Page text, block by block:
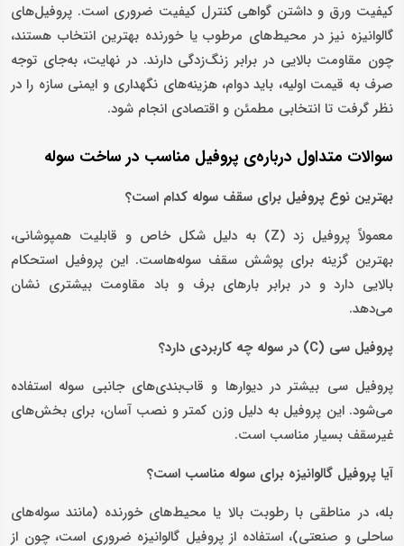
کیفیت ورق و داشتن گواهی کنترل کیفیت ضروری است. پروفیل‌های
گالوانیزه نیز در محیط‌های مرطوب یا خورنده بهترین انتخاب هستند،
چون مقاومت بالایی در برابر زنگ‌زدگی دارند. در نهایت، به‌جای توجه
صرف به قیمت اولیه، باید دوام، هزینه‌های نگهداری و ایمنی سازه را در
نظر گرفت تا انتخابی مطمئن و اقتصادی انجام شود.
سوالات متداول درباره‌ی پروفیل مناسب در ساخت سوله
بهترین نوع پروفیل برای سقف سوله کدام است؟
معمولاً پروفیل زد (Z) به دلیل شکل خاص و قابلیت همپوشانی،
بهترین گزینه برای پوشش سقف سوله‌هاست. این پروفیل استحکام
بالایی دارد و در برابر بارهای برف و باد مقاومت بیشتری نشان
می‌دهد.
پروفیل سی (C)
در سوله چه کاربردی دارد؟
پروفیل سی بیشتر در دیوارها و قاب‌بندی‌های جانبی سوله استفاده
می‌شود. این پروفیل به دلیل وزن کمتر و نصب آسان، برای بخش‌های
غیرسقف بسیار مناسب است.
آیا پروفیل گالوانیزه برای سوله مناسب است؟
بله، در مناطقی با رطوبت بالا یا محیط‌های خورنده (مانند سوله‌های
ساحلی و صنعتی)، استفاده از پروفیل گالوانیزه ضروری است، چون از